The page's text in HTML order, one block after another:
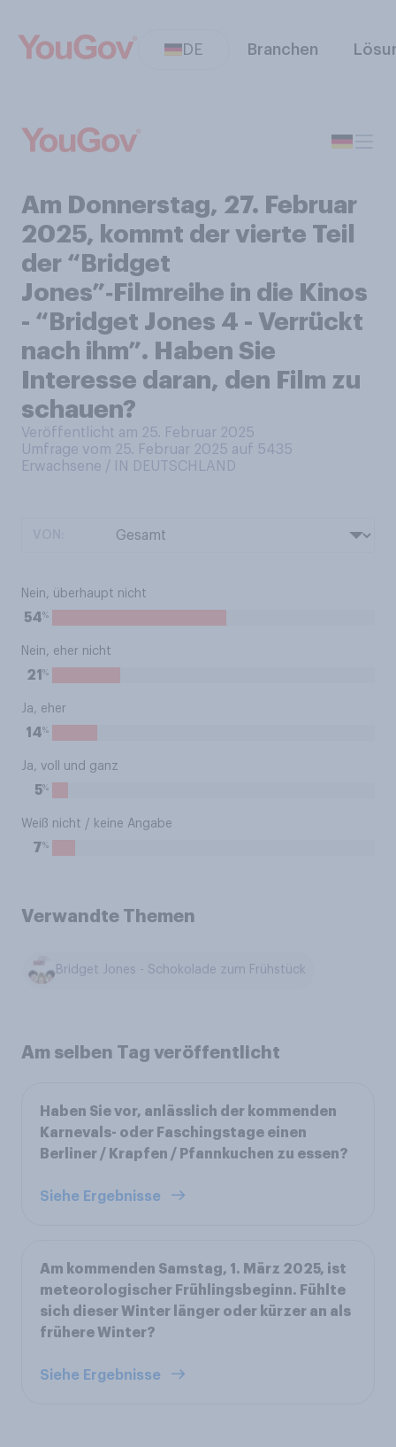
DE Branchen
Am Donnerstag, 27. Februar
2025, kommt der vierte Teil
der “Bridget
Jones”‑Filmreihe in die Kinos
- “Bridget Jones 4 - Verrückt
nach ihm”. Haben Sie
Interesse daran, den Film zu
schauen?
Veröffentlicht am 25. Februar 2025
Umfrage vom 25. Februar 2025 auf 5435
Erwachsene / IN DEUTSCHLAND
Nein, überhaupt nicht
54%
Nein, eher nicht
21 %
Ja, eher
14%
Ja, voll und ganz
5%
Weiß nicht / keine Angabe
7%
Verwandte Themen
Bridget Jones - Schokolade zum Frühstück
Am selben Tag veröffentlicht
Haben Sie vor, anlässlich der kommenden
Karnevals- oder Faschingstage einen
Berliner / Krapfen / Pfannkuchen zu essen?
Siehe Ergebnisse
Am kommenden Samstag, 1. März 2025, ist
meteorologischer Frühlingsbeginn. Fühlte
sich dieser Winter länger oder kürzer an als
frühere Winter?
Siehe Ergebnisse